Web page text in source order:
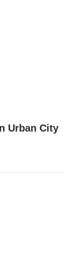
Urban City